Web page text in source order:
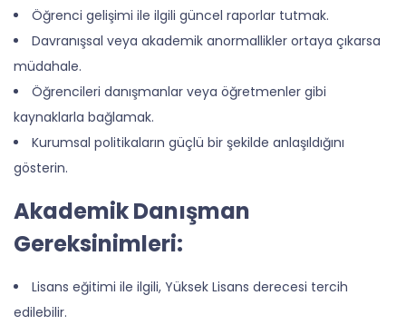
Öğrenci gelişimi ile ilgili güncel raporlar tutmak.
Davranışsal veya akademik anormallikler ortaya çıkarsa
müdahale.
Öğrencileri danışmanlar veya öğretmenler gibi
kaynaklarla bağlamak.
Kurumsal politikaların güçlü bir şekilde anlaşıldığını
gösterin.
Akademik Danışman
Gereksinimleri:
Lisans eğitimi ile ilgili, Yüksek Lisans derecesi tercih
edilebilir.